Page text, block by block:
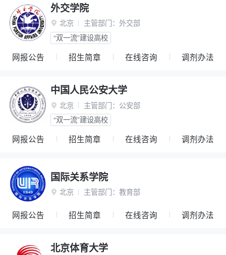
外交学院
 北京 主管部门： 外交部
“双一流”建设高校
网报公告 招生简章 在线咨询 调剂办法
中国人民公安大学
 北京 主管部门： 公安部
“双一流”建设高校
网报公告 招生简章 在线咨询 调剂办法
国际关系学院
 北京 主管部门： 教育部
网报公告 招生简章 在线咨询 调剂办法
北京体育大学